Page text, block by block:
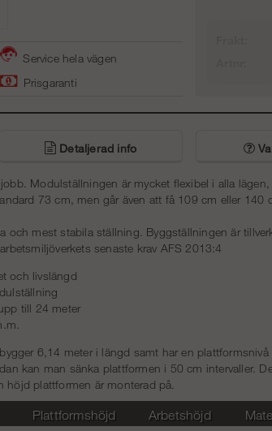
Service hela vägen
Prisgaranti
Detaljerad info
Modulställningen är mycket flexibel i alla
73 cm, men går även att få 109 cm eller 140
och mest stabila ställning. Byggställningen är
senaste krav AFS 2013:4
och livslängd
till 24 meter
6,14 meter i längd samt har en
kan man sänka plattformen i 50 cm intervaller.
plattformen är monterad på.
Plattformshöjd Arbetshöjd